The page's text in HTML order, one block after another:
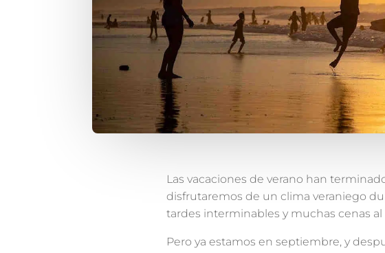
Las vacaciones de verano han
disfrutaremos de un clima veraniego
tardes interminables y muchas cenas
Pero ya estamos en septiembre, y